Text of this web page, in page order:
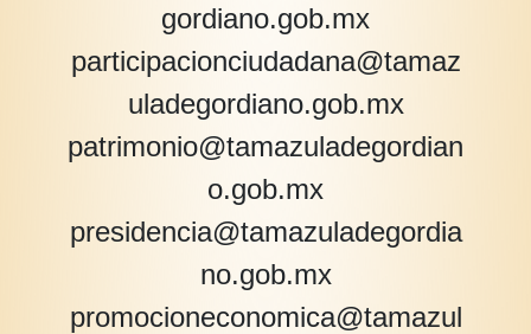
gordiano.gob.mx
participacionciudadana@tamaz
uladegordiano.gob.mx
patrimonio@tamazuladegordian
o.gob.mx
presidencia@tamazuladegordia
no.gob.mx
promocioneconomica@tamazul